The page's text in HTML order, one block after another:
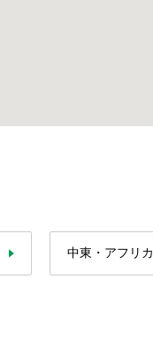
中東・アフリカ